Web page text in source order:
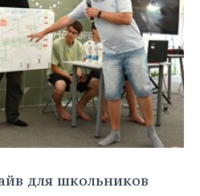
для школьников